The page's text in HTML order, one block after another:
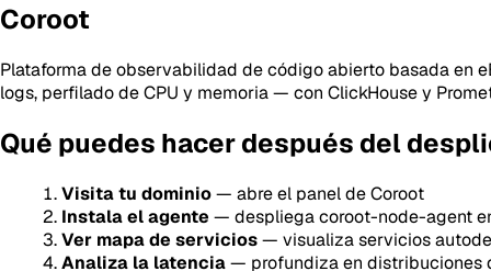
Coroot
Plataforma de observabilidad de código abierto basada en
logs, perfilado de CPU y memoria — con ClickHouse y
Qué puedes hacer después del
Visita tu dominio— abre el panel de Coroot
Instala el agente — despliega coroot-node-agent
Ver mapa de servicios— visualiza servicios
Analiza la latencia— profundiza en distribuciones